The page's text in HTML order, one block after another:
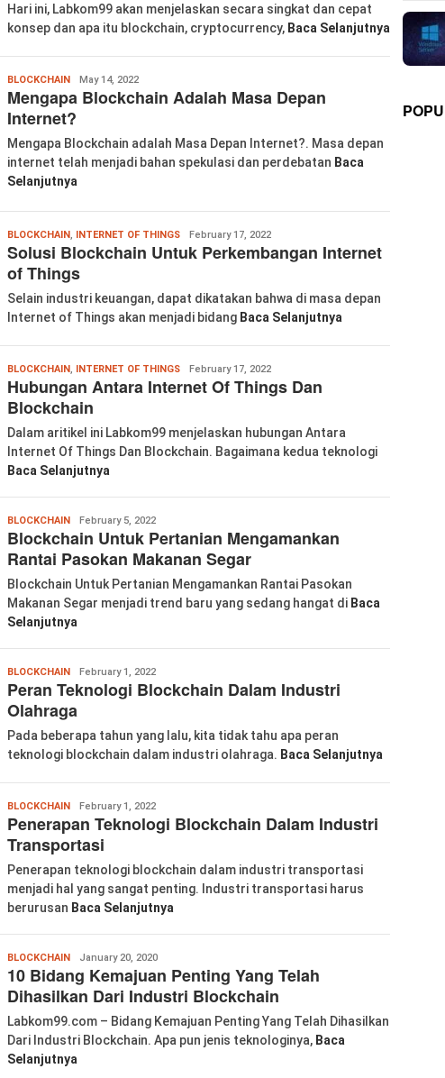
Hari ini, Labkom99 akan menjelaskan secara singkat dan cepat
konsep dan apa itu blockchain, cryptocurrency, Baca Selanjutnya
BLOCKCHAINWanglu
Piao
May 14, 2022
Mengapa Blockchain Adalah Masa Depan
Internet?
Mengapa Blockchain adalah Masa Depan Internet?. Masa depan
internet telah menjadi bahan spekulasi dan perdebatan Baca
Selanjutnya
BLOCKCHAIN, INTERNET OF THINGSWanglu
Piao
February 17, 2022
Solusi Blockchain Untuk Perkembangan Internet
of Things
Selain industri keuangan, dapat dikatakan bahwa di masa depan
Internet of Things akan menjadi bidang Baca Selanjutnya
BLOCKCHAIN, INTERNET OF THINGSWanglu
Piao
February 17, 2022
Hubungan Antara Internet Of Things Dan
Blockchain
Dalam aritikel ini Labkom99 menjelaskan hubungan Antara
Internet Of Things Dan Blockchain. Bagaimana kedua teknologi
Baca Selanjutnya
BLOCKCHAINWanglu
Piao
February 5, 2022
Blockchain Untuk Pertanian Mengamankan
Rantai Pasokan Makanan Segar
Blockchain Untuk Pertanian Mengamankan Rantai Pasokan
Makanan Segar menjadi trend baru yang sedang hangat di Baca
Selanjutnya
BLOCKCHAINWanglu
Piao
February 1, 2022
Peran Teknologi Blockchain Dalam Industri
Olahraga
Pada beberapa tahun yang lalu, kita tidak tahu apa peran
teknologi blockchain dalam industri olahraga. Baca Selanjutnya
BLOCKCHAINWanglu
Piao
February 1, 2022
Penerapan Teknologi Blockchain Dalam Industri
Transportasi
Penerapan teknologi blockchain dalam industri transportasi
menjadi hal yang sangat penting. Industri transportasi harus
berurusan Baca Selanjutnya
BLOCKCHAINlabkom99
January 20, 2020
10 Bidang Kemajuan Penting Yang Telah
Dihasilkan Dari Industri Blockchain
Labkom99.com – Bidang Kemajuan Penting Yang Telah Dihasilkan
Dari Industri Blockchain. Apa pun jenis teknologinya, Baca
Selanjutnya